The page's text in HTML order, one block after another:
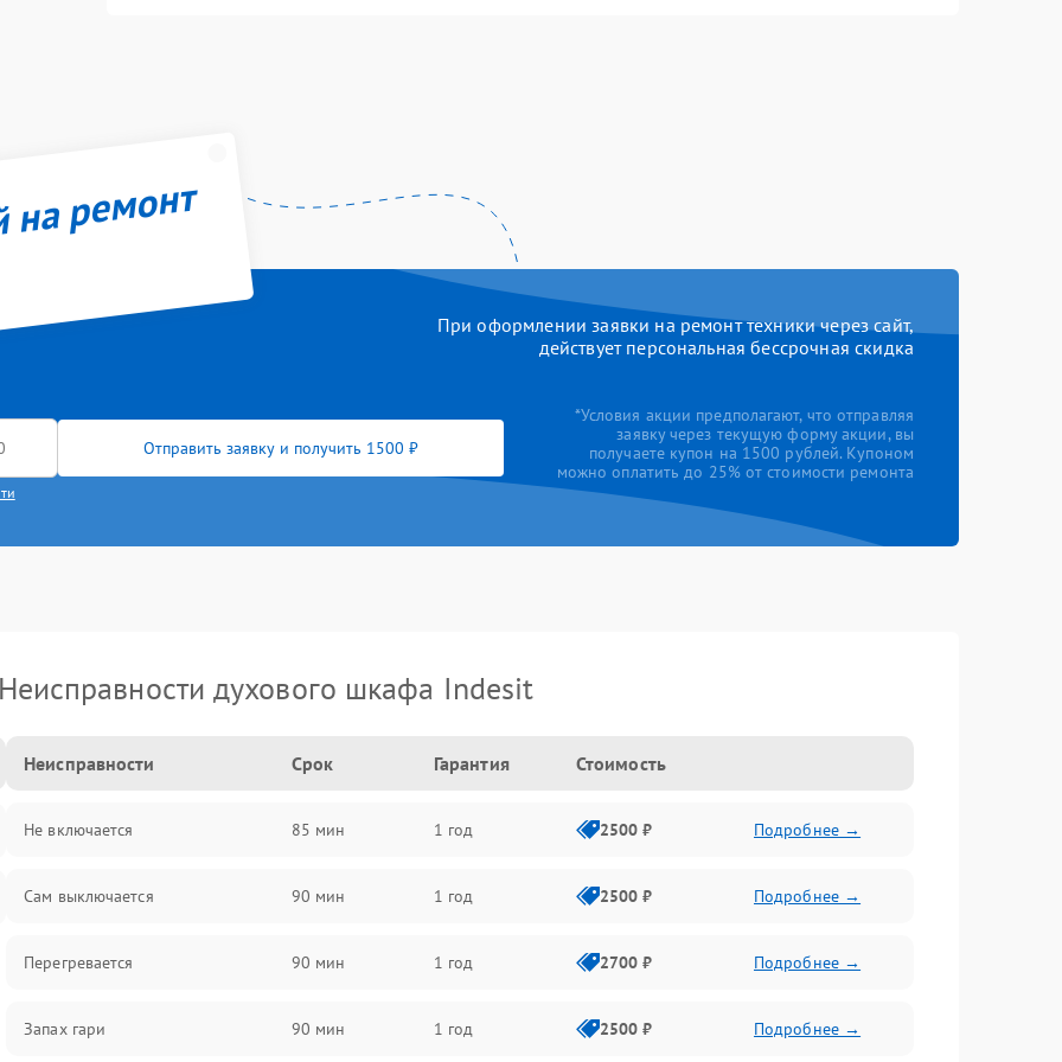
ремонт
При оформлении заявки на ремонт техники через сайт,
действует персональная бессрочная скидка
Отправить заявку и получить 1500 ₽
*Условия акции предполагают, что отправляя
заявку через текущую форму акции, вы
получаете купон на 1500 рублей. Купоном
можно оплатить до 25% от стоимости ремонта
Неисправности духового шкафа Indesit
Неисправности Срок Гарантия Стоимость
Не включается 85 мин 1 год 2500 ₽ Подробнее →
Сам выключается 90 мин 1 год 2500 ₽ Подробнее →
Перегревается 90 мин 1 год 2700 ₽ Подробнее →
Запах гари 90 мин 1 год 2500 ₽ Подробнее →